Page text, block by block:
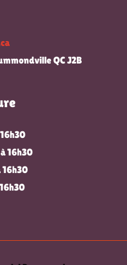
QC J2B
16h30
16h30